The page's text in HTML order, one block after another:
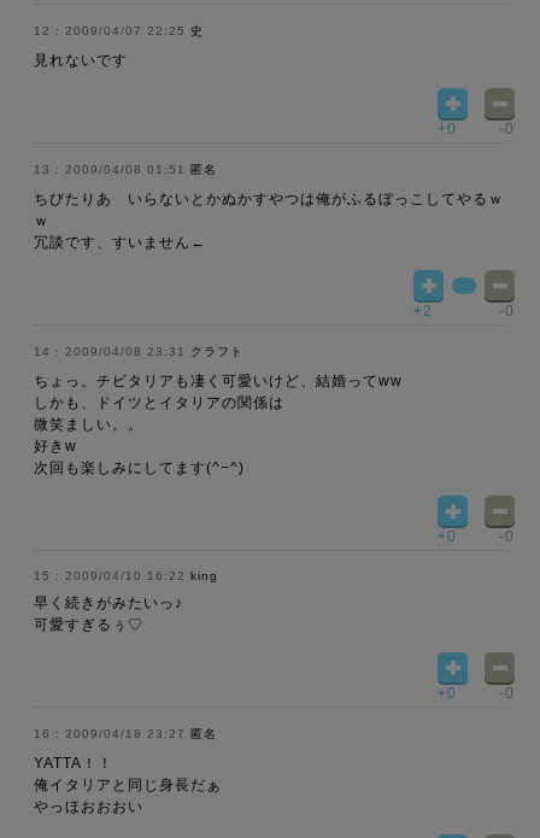
2009/04/07 22:25 史
見れないです
+0 -0
2009/04/08 01:51 匿名
ちびたりあ いらないとかぬかすやつは俺がふるぼっこしてやるｗ
ｗ
冗談です、すいません←
+2 -0
2009/04/08 23:31 クラフト
ちょっ。チビタリアも凄く可愛いけど、結婚ってww
しかも、ドイツとイタリアの関係は
微笑ましい。。
好きw
次回も楽しみにしてます(^−^)
+0 -0
2009/04/10 16:22 king
早く続きがみたいっ♪
可愛すぎるぅ♡
+0 -0
2009/04/18 23:27 匿名
YATTA！！
俺イタリアと同じ身長だぁ
やっほおおおい